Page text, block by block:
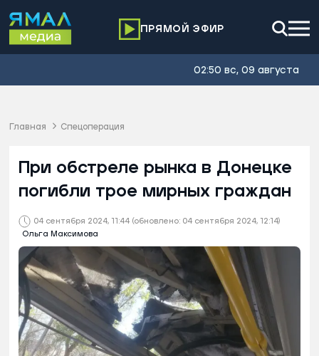
ПРЯМОЙ ЭФИР
02:50 вс, 09 августа
Главная Спецоперация
04 сентября 2024, 11:44 (обновлено: 04 сентября 2024, 12:14)
Ольга Максимова
При обстреле рынка в Донецке
погибли трое мирных граждан